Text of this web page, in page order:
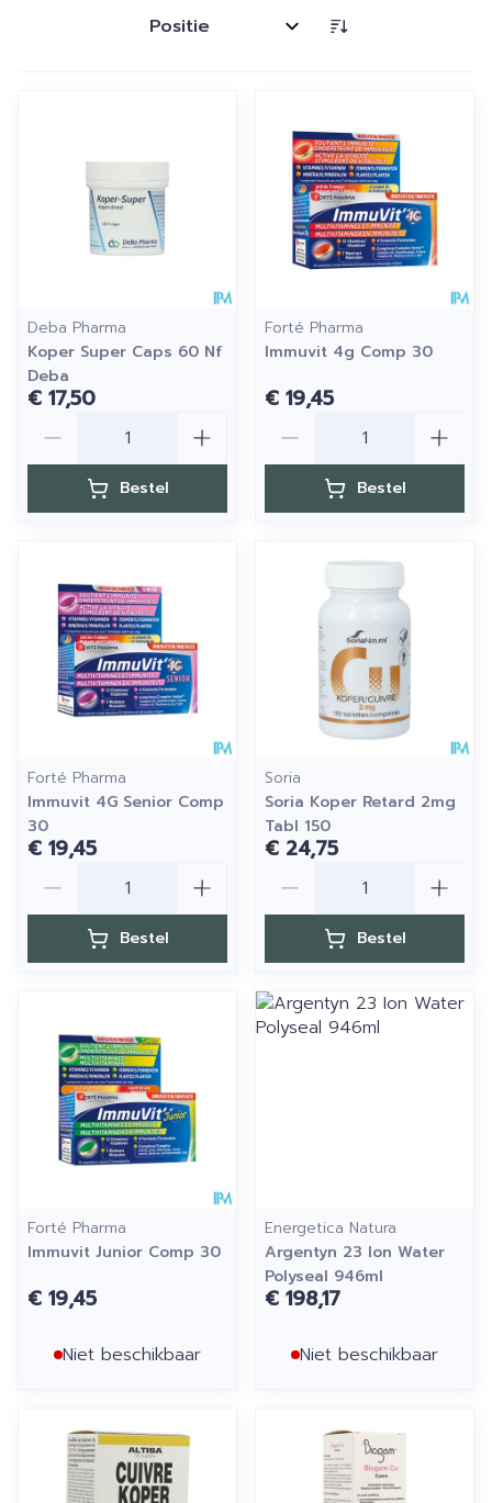
Sorteer op:
Deba Pharma
Koper Super Caps 60 Nf
Deba
€ 17,50
Bestel
Forté Pharma
Immuvit 4g Comp 30
€ 19,45
Bestel
Forté Pharma
Immuvit 4G Senior Comp
30
€ 19,45
Bestel
Soria
Soria Koper Retard 2mg
Tabl 150
€ 24,75
Bestel
Forté Pharma
Immuvit Junior Comp 30
€ 19,45
Niet beschikbaar
Energetica Natura
Argentyn 23 Ion Water
Polyseal 946ml
€ 198,17
Niet beschikbaar